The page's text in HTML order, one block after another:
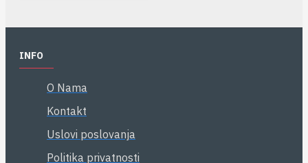
INFO
O Nama
Kontakt
Uslovi poslovanja
Politika privatnosti